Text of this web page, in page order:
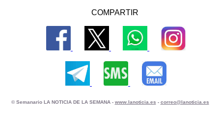
COMPARTIR
© Semanario LA NOTICIA DE LA SEMANA - www.lanoticia.es - correo@lanoticia.es